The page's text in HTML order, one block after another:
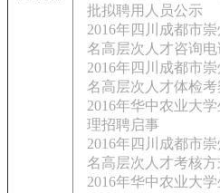
批拟聘用人员公示
2016年四川成都市
名高层次人才咨询电
2016年四川成都市
名高层次人才体检考
2016年华中农业大
理招聘启事
2016年四川成都市
名高层次人才考核方
2016年华中农业大